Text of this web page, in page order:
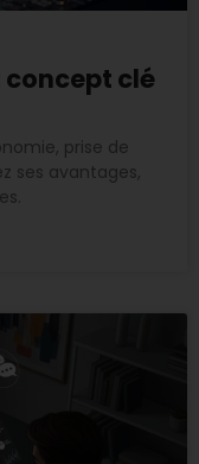
clé
prise de
ses avantages,